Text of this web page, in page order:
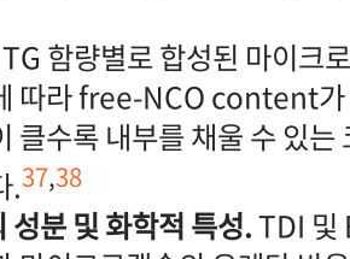
함량별로 합성된 마이크
따라 free-NCO content가
클수록 내부를 채울 수 있
.37,38
성분 및 화학적 특성.TDI 및